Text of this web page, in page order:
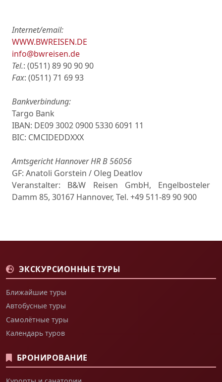
Internet/email:
WWW.BWREISEN.DE
info@bwreisen.de
Tel.: (0511) 89 90 90 90
Fаx: (0511) 71 69 93
Bankverbindung:
Targo Bank
IBAN: DE09 3002 0900 5330 6091 11
BIC: СMCIDEDDXXX
Amtsgericht Hannover HR B 56056
GF: Anatoli Gorstein / Oleg Deatlov
Veranstalter: B&W Reisen GmbH, Engelbosteler
Damm 85, 30167 Hannover, Tel. +49 511-89 90 900
ЭКСКУРСИОННЫЕ ТУРЫ
Ближайшие туры
Автобусные туры
Самолётные туры
Календарь туров
БРОНИРОВАНИЕ